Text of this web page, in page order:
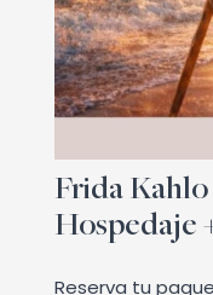
Frida
Hospedaje
Reserva tu